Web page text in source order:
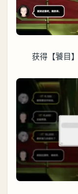
获得【饕目